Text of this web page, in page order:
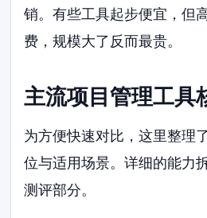
销。有些工具起步便宜，但
费，规模大了反而最贵。
主流项目管理工具
为方便快速对比，这里整理
位与适用场景。详细的能力
测评部分。